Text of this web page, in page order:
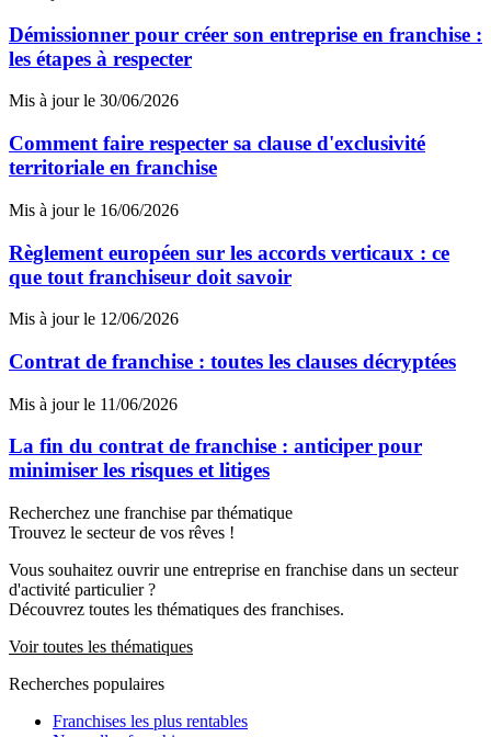
Démissionner pour créer son entreprise en franchise :
les étapes à respecter
Mis à jour le 30/06/2026
Comment faire respecter sa clause d'exclusivité
territoriale en franchise
Mis à jour le 16/06/2026
Règlement européen sur les accords verticaux : ce
que tout franchiseur doit savoir
Mis à jour le 12/06/2026
Contrat de franchise : toutes les clauses décryptées
Mis à jour le 11/06/2026
La fin du contrat de franchise : anticiper pour
minimiser les risques et litiges
Recherchez une franchise par thématique
Trouvez le secteur de vos rêves !
Vous souhaitez ouvrir une entreprise en franchise dans un secteur
d'activité particulier ?
Découvrez toutes les thématiques des franchises.
Voir toutes les thématiques
Recherches populaires
Franchises les plus rentables